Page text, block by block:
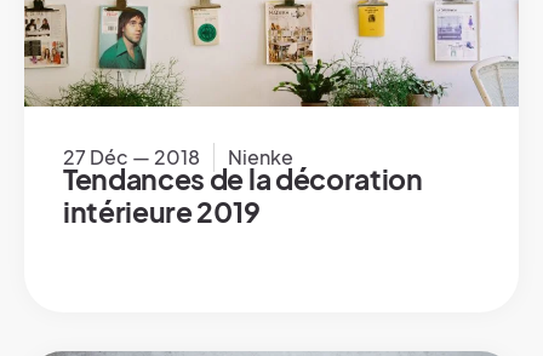
27 Déc — 2018 Nienke
Tendances de la décoration
intérieure 2019